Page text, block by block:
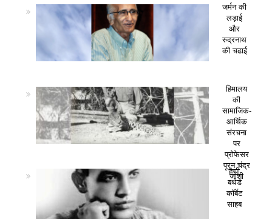
जर्मन की
लड़ाई
और
रुद्रनाथ
की चढाई
हिमालय
की
सामाजिक-
आर्थिक
संरचना
पर
प्रोफेसर
पूरन चंद्र
जोशी
हैप्पी
बर्थडे
कॉर्बेट
साहब